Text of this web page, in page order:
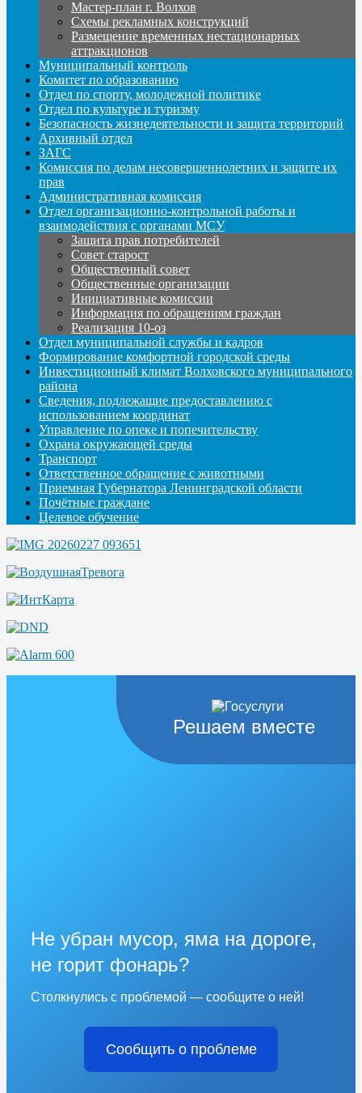
Мастер-план г. Волхов
Схемы рекламных конструкций
Размещение временных нестационарных
аттракционов
Муниципальный контроль
Комитет по образованию
Отдел по спорту, молодежной политике
Отдел по культуре и туризму
Безопасность жизнедеятельности и защита территорий
Архивный отдел
ЗАГС
Комиссия по делам несовершеннолетних и защите их
прав
Административная комиссия
Отдел организационно-контрольной работы и
взаимодействия с органами МСУ
Защита прав потребителей
Совет старост
Общественный совет
Общественные организации
Инициативные комиссии
Информация по обращениям граждан
Реализация 10-оз
Отдел муниципальной службы и кадров
Формирование комфортной городской среды
Инвестиционный климат Волховского муниципального
района
Сведения, подлежащие предоставлению с
использованием координат
Управление по опеке и попечительству
Охрана окружающей среды
Транспорт
Ответственное обращение с животными
Приемная Губернатора Ленинградской области
Почётные граждане
Целевое обучение
Решаем вместе
Не убран мусор, яма на дороге,
не горит фонарь?
Столкнулись с проблемой — сообщите о ней!
Сообщить о проблеме